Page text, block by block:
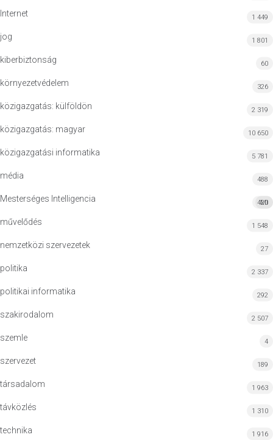
Internet 1 449
jog 1 801
kiberbiztonság 60
környezetvédelem 326
közigazgatás: külföldön 2 319
közigazgatás: magyar 10 650
közigazgatási informatika 5 781
média 488
Mesterséges Intelligencia MI
420
művelődés 1 548
nemzetközi szervezetek 27
politika 2 337
politikai informatika 292
szakirodalom 2 507
szemle 4
szervezet 189
társadalom 1 963
távközlés 1 310
technika 1 916